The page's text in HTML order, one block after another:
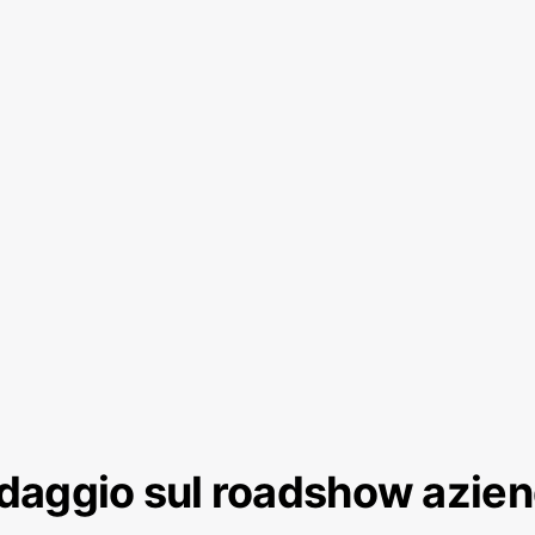
sul roadshow